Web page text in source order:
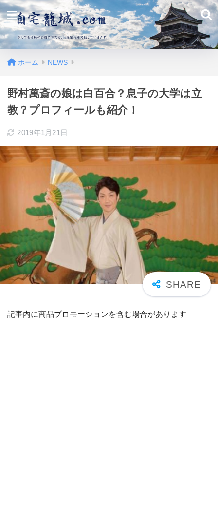
ホーム NEWS
野村萬斎の娘は白百合？息子の大学は立
教？プロフィールも紹介！
2019年1月21日
記事内に商品プロモーションを含む場合があります